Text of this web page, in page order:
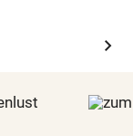
chevron_right